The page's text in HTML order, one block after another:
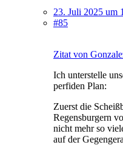
23. Juli 2025 um
#85
Zitat von
Ich unterstelle
perfiden Plan:
Zuerst die
Regensburgern
nicht mehr so
auf der